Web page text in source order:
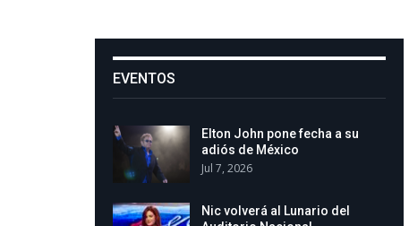
EVENTOS
Elton John pone fecha a su
adiós de México
Jul 7, 2026
Nic volverá al Lunario del